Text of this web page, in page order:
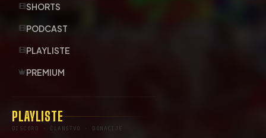
SHORTS
PODCAST
PLAYLISTE
PREMIUM
PLAYLISTE
DISCORD · ČLANSTVO · DONACIJE